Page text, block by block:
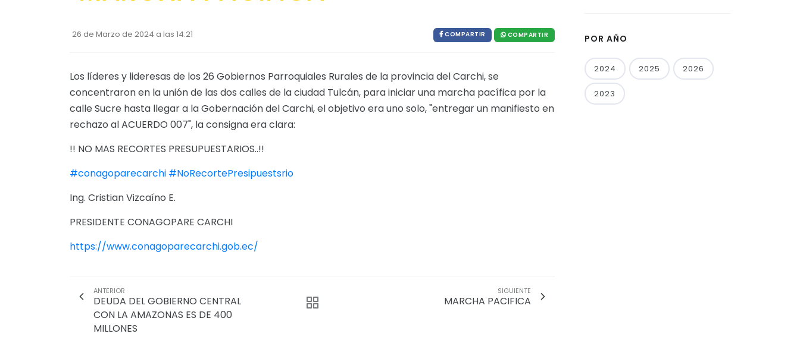
26 de Marzo de 2024 a las 14:21 COMPARTIR COMPARTIR
Los líderes y lideresas de los 26 Gobiernos Parroquiales Rurales de la provincia del Carchi, se
concentraron en la unión de las dos calles de la ciudad Tulcán, para iniciar una marcha pacífica por la
calle Sucre hasta llegar a la Gobernación del Carchi, el objetivo era uno solo, "entregar un manifiesto en
rechazo al ACUERDO 007", la consigna era clara:
!! NO MAS RECORTES PRESUPUESTARIOS..!!
#conagoparecarchi #NoRecortePresipuestsrio
Ing. Cristian Vizcaíno E.
PRESIDENTE CONAGOPARE CARCHI
https://www.conagoparecarchi.gob.ec/
ANTERIOR
DEUDA DEL GOBIERNO CENTRAL
CON LA AMAZONAS ES DE 400
MILLONES
SIGUIENTE
MARCHA PACIFICA
POR AÑO
2024 2025 2026
2023